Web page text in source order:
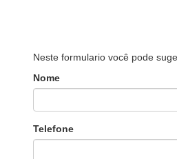
Neste formulario você pode
Nome
Telefone